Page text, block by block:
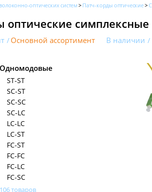
оптических систем Патч-корды оптические
оптические симплексные
Основной ассортимент В наличии
Одномодовые
ST-ST
SC-ST
SC-SC
SC-LC
LC-LC
LC-ST
FC-ST
FC-FC
FC-LC
FC-SC
106 товаров